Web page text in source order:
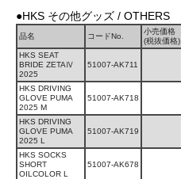
●HKS その他グッズ / OTHERS
品名 コードNo.
小売価格
(税抜価格)
HKS SEAT
BRIDE ZETAⅣ
2025
51007-AK711
HKS DRIVING
GLOVE PUMA
2025 M
51007-AK718
HKS DRIVING
GLOVE PUMA
2025 L
51007-AK719
HKS SOCKS
SHORT
OILCOLOR L
51007-AK678